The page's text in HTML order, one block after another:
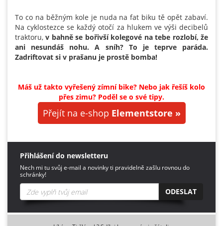
To co na běžným kole je nuda na fat biku tě opět zabaví.
Na cyklostezce se každý otočí za hlukem ve výši decibelů
traktoru,v bahně se bořivší kolegové na tebe rozlobí, že
ani nesundáš nohu. A sníh? To je teprve paráda.
Zadriftovat si v prašanu je prostě bomba!
Máš už takto vyřešený zímní bike? Nebo jak řešíš kolo
přes zimu? Poděl se o své tipy.
Přejít na e-shop Elementstore »
Přihlášení do newsletteru
Nech mi tu svůj e-mail a novinky ti pravidelně zašlu rovnou do
schránky!
ODESLAT